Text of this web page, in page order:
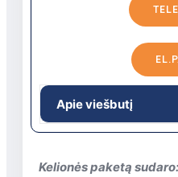
Apie viešbutį
aptarnavimo lygiu,
Kelionės paketą sudaro: